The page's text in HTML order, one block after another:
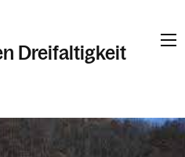
Dreifaltigkeit